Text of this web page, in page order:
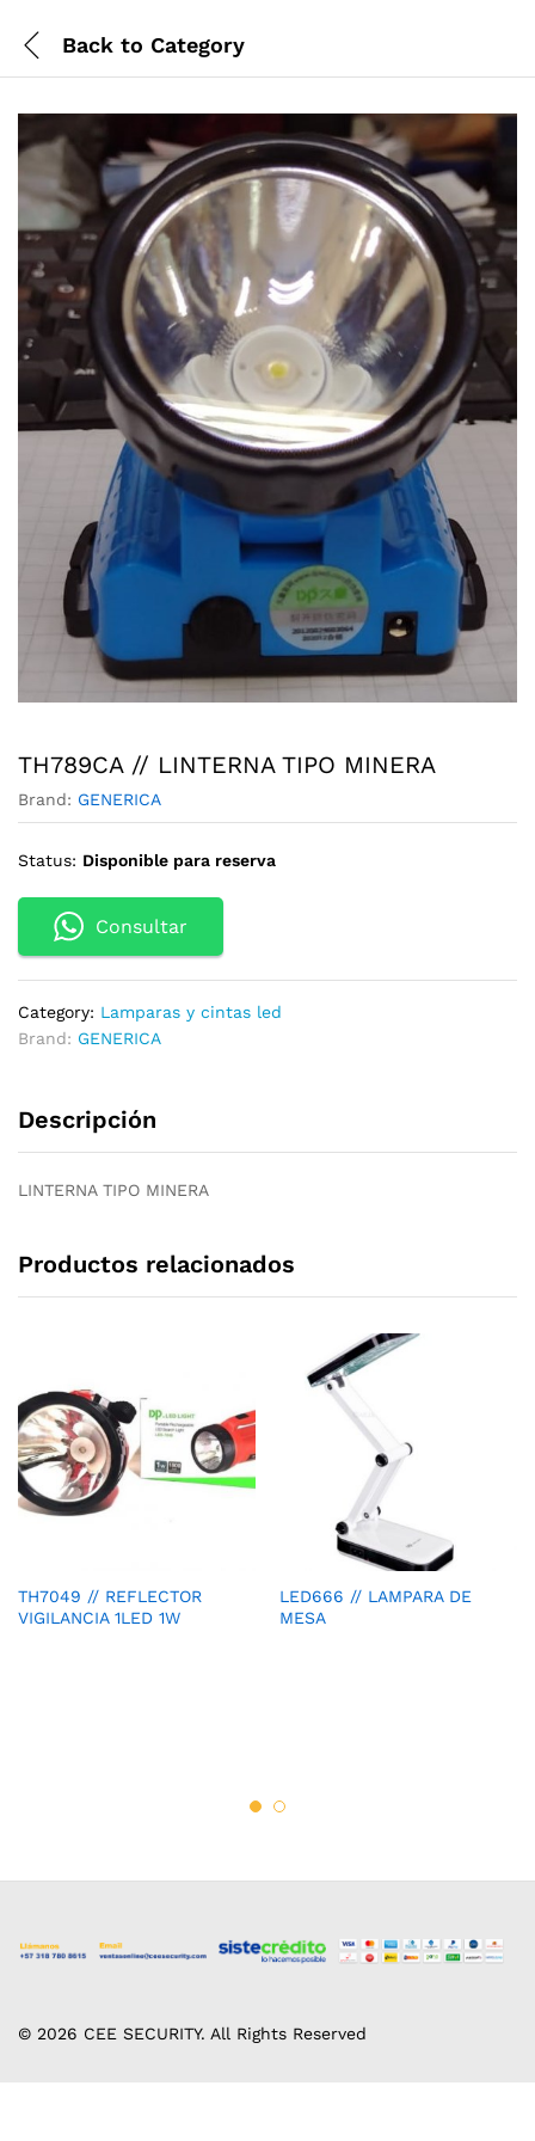
Back to Category
TH789CA // LINTERNA TIPO MINERA
Brand: GENERICA
Status: Disponible para reserva
Consultar
Category: Lamparas y cintas led
Brand: GENERICA
Descripción
LINTERNA TIPO MINERA
Productos relacionados
TH7049 // REFLECTOR
VIGILANCIA 1LED 1W
LED666 // LAMPARA DE
MESA
© 2026 CEE SECURITY. All Rights Reserved